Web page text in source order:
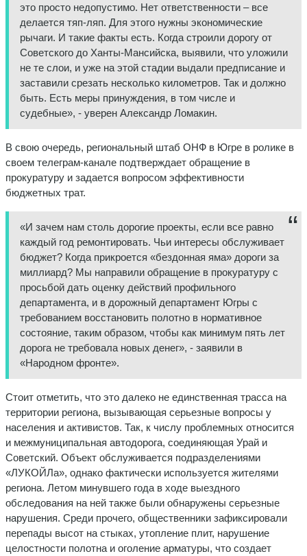
это просто недопустимо. Нет ответственности – все
делается тяп-ляп. Для этого нужны экономические
рычаги. И такие факты есть. Когда строили дорогу от
Советского до Ханты-Мансийска, выявили, что уложили
не те слои, и уже на этой стадии выдали предписание и
заставили срезать несколько километров. Так и должно
быть. Есть меры принуждения, в том числе и
судебные», - уверен Александр Ломакин.
В свою очередь, региональный штаб ОНФ в Югре в ролике в
своем телеграм-канале подтверждает обращение в
прокуратуру и задается вопросом эффективности
бюджетных трат.
«И зачем нам столь дорогие проекты, если все равно
каждый год ремонтировать. Чьи интересы обслуживает
бюджет? Когда прикроется «бездонная яма» дороги за
миллиард? Мы направили обращение в прокуратуру с
просьбой дать оценку действий профильного
департамента, и в дорожный департамент Югры с
требованием восстановить полотно в нормативное
состояние, таким образом, чтобы как минимум пять лет
дорога не требовала новых денег», - заявили в
«Народном фронте».
Стоит отметить, что это далеко не единственная трасса на
территории региона, вызывающая серьезные вопросы у
населения и активистов. Так, к числу проблемных относится
и межмуниципальная автодорога, соединяющая Урай и
Советский. Объект обслуживается подразделениями
«ЛУКОЙЛа», однако фактически используется жителями
региона. Летом минувшего года в ходе выездного
обследования на ней также были обнаружены серьезные
нарушения. Среди прочего, общественники зафиксировали
перепады высот на стыках, утопление плит, нарушение
целостности полотна и оголение арматуры, что создает